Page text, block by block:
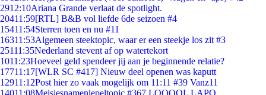
2912:10Ariana Grande verlaat de spotlight.
20411:59[RTL] B&B vol liefde 6de seizoen #4
15411:54Sterren toen en nu #11
16311:53Algemeen steektopic, waar er een steekje los zit #3
25111:35Nederland stevent af op watertekort
1011:23Hoeveel geld spendeer jij aan je beginnende relatie?
17711:17[WLR SC #417] Nieuw deel openen was kaputt
12911:12Post hier zo vaak mogelijk om 11:11 #39 Vanz11
14011:08Meisjesnamenlepeltopic #367 LOOOOL LAPO